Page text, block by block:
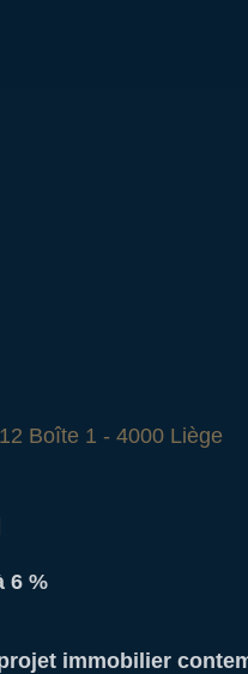
Boîte 1 - 4000 Liège
6 %
immobilier